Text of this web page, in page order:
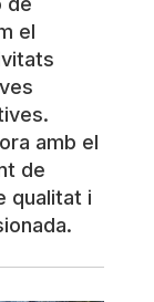
el
amb el
de
qualitat i